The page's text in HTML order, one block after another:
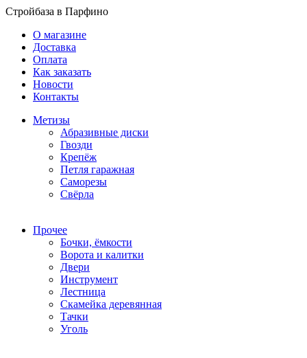
Стройбаза в Парфино
О магазине
Доставка
Оплата
Как заказать
Новости
Контакты
Метизы
Абразивные диски
Гвозди
Крепёж
Петля гаражная
Саморезы
Свёрла
Прочее
Бочки, ёмкости
Ворота и калитки
Двери
Инструмент
Лестница
Скамейка деревянная
Тачки
Уголь